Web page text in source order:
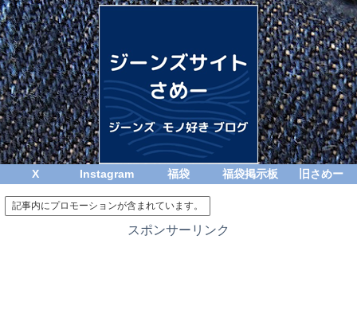
X Instagram 福袋 福袋掲示板 旧さめー
記事内にプロモーションが含まれています。
スポンサーリンク